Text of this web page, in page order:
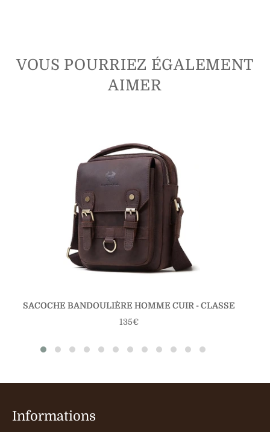
VOUS POURRIEZ ÉGALEMENT
AIMER
SACOCHE BANDOULIÈRE HOMME CUIR - CLASSE
Prix
135€
Informations